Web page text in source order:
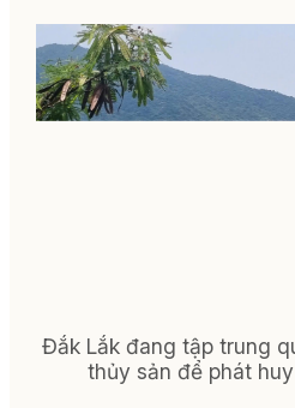
Đắk Lắk đang tập trung
thủy sản để phát